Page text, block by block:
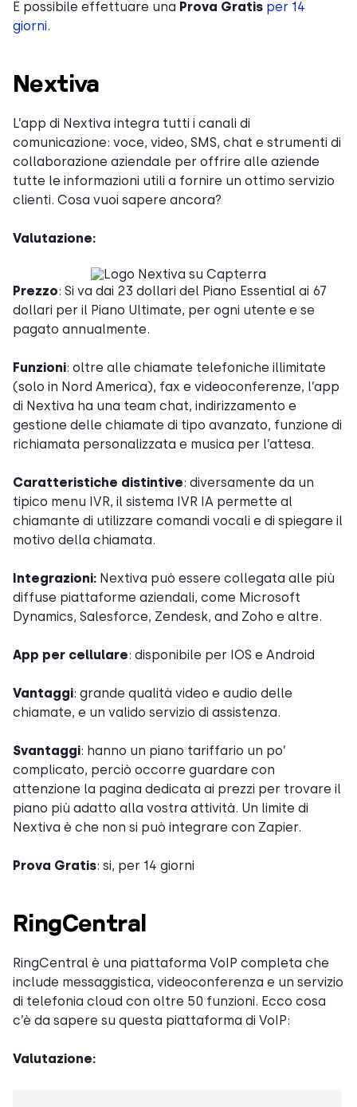
È possibile effettuare una Prova Gratis per 14
giorni.
Nextiva
L’app di Nextiva integra tutti i canali di
comunicazione: voce, video, SMS, chat e strumenti di
collaborazione aziendale per offrire alle aziende
tutte le informazioni utili a fornire un ottimo servizio
clienti. Cosa vuoi sapere ancora?
Valutazione:
Prezzo: Si va dai 23 dollari del Piano Essential ai 67
dollari per il Piano Ultimate, per ogni utente e se
pagato annualmente.
Funzioni: oltre alle chiamate telefoniche illimitate
(solo in Nord America), fax e videoconferenze, l’app
di Nextiva ha una team chat, indirizzamento e
gestione delle chiamate di tipo avanzato, funzione di
richiamata personalizzata e musica per l’attesa.
Caratteristiche distintive: diversamente da un
tipico menu IVR, il sistema IVR IA permette al
chiamante di utilizzare comandi vocali e di spiegare il
motivo della chiamata.
Integrazioni: Nextiva può essere collegata alle più
diffuse piattaforme aziendali, come Microsoft
Dynamics, Salesforce, Zendesk, and Zoho e altre.
App per cellulare: disponibile per IOS e Android
Vantaggi: grande qualità video e audio delle
chiamate, e un valido servizio di assistenza.
Svantaggi: hanno un piano tariffario un po’
complicato, perciò occorre guardare con
attenzione la pagina dedicata ai prezzi per trovare il
piano più adatto alla vostra attività. Un limite di
Nextiva è che non si può integrare con Zapier.
Prova Gratis: si, per 14 giorni
RingCentral
RingCentral è una piattaforma VoIP completa che
include messaggistica, videoconferenza e un servizio
di telefonia cloud con oltre 50 funzioni. Ecco cosa
c’è da sapere su questa piattaforma di VoIP:
Valutazione: